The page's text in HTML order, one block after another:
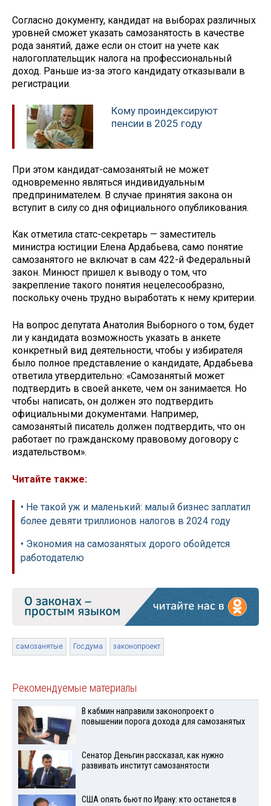
Согласно документу, кандидат на выборах различных
уровней сможет указать самозанятость в качестве
рода занятий, даже если он стоит на учете как
налогоплательщик налога на профессиональный
доход. Раньше из-за этого кандидату отказывали в
регистрации.
Кому проиндексируют
пенсии в 2025 году
При этом кандидат-самозанятый не может
одновременно являться индивидуальным
предпринимателем. В случае принятия закона он
вступит в силу со дня официального опубликования.
Как отметила статс-секретарь — заместитель
министра юстиции Елена Ардабьева, само понятие
самозанятого не включат в сам 422-й Федеральный
закон. Минюст пришел к выводу о том, что
закрепление такого понятия нецелесообразно,
поскольку очень трудно выработать к нему критерии.
На вопрос депутата Анатолия Выборного о том, будет
ли у кандидата возможность указать в анкете
конкретный вид деятельности, чтобы у избирателя
было полное представление о кандидате, Ардабьева
ответила утвердительно: «Самозанятый может
подтвердить в своей анкете, чем он занимается. Но
чтобы написать, он должен это подтвердить
официальными документами. Например,
самозанятый писатель должен подтвердить, что он
работает по гражданскому правовому договору с
издательством».
Читайте также:
• Не такой уж и маленький: малый бизнес заплатил
более девяти триллионов налогов в 2024 году
• Экономия на самозанятых дорого обойдется
работодателю
самозанятые Госдума законопроект
Рекомендуемые материалы
В кабмин направили законопроект о
повышении порога дохода для самозанятых
Сенатор Деньгин рассказал, как нужно
развивать институт самозанятости
США опять бьют по Ирану: кто останется в